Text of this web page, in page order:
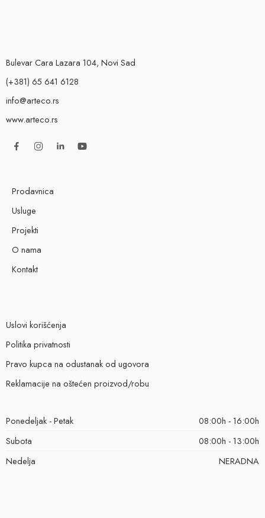
Bulevar Cara Lazara 104, Novi Sad
(+381) 65 641 6128
info@arteco.rs
www.arteco.rs
Prodavnica
Usluge
Projekti
O nama
Kontakt
Uslovi korišćenja
Politika privatnosti
Pravo kupca na odustanak od ugovora
Reklamacije na oštećen proizvod/robu
Ponedeljak - Petak
08:00h - 16:00h
Subota
08:00h - 13:00h
Nedelja
NERADNA